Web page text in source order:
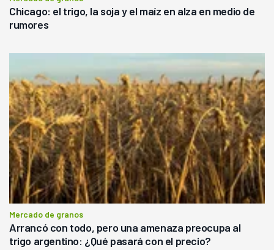
Chicago: el trigo, la soja y el maíz en alza en medio de
rumores
Mercado de granos
Arrancó con todo, pero una amenaza preocupa al
trigo argentino: ¿Qué pasará con el precio?